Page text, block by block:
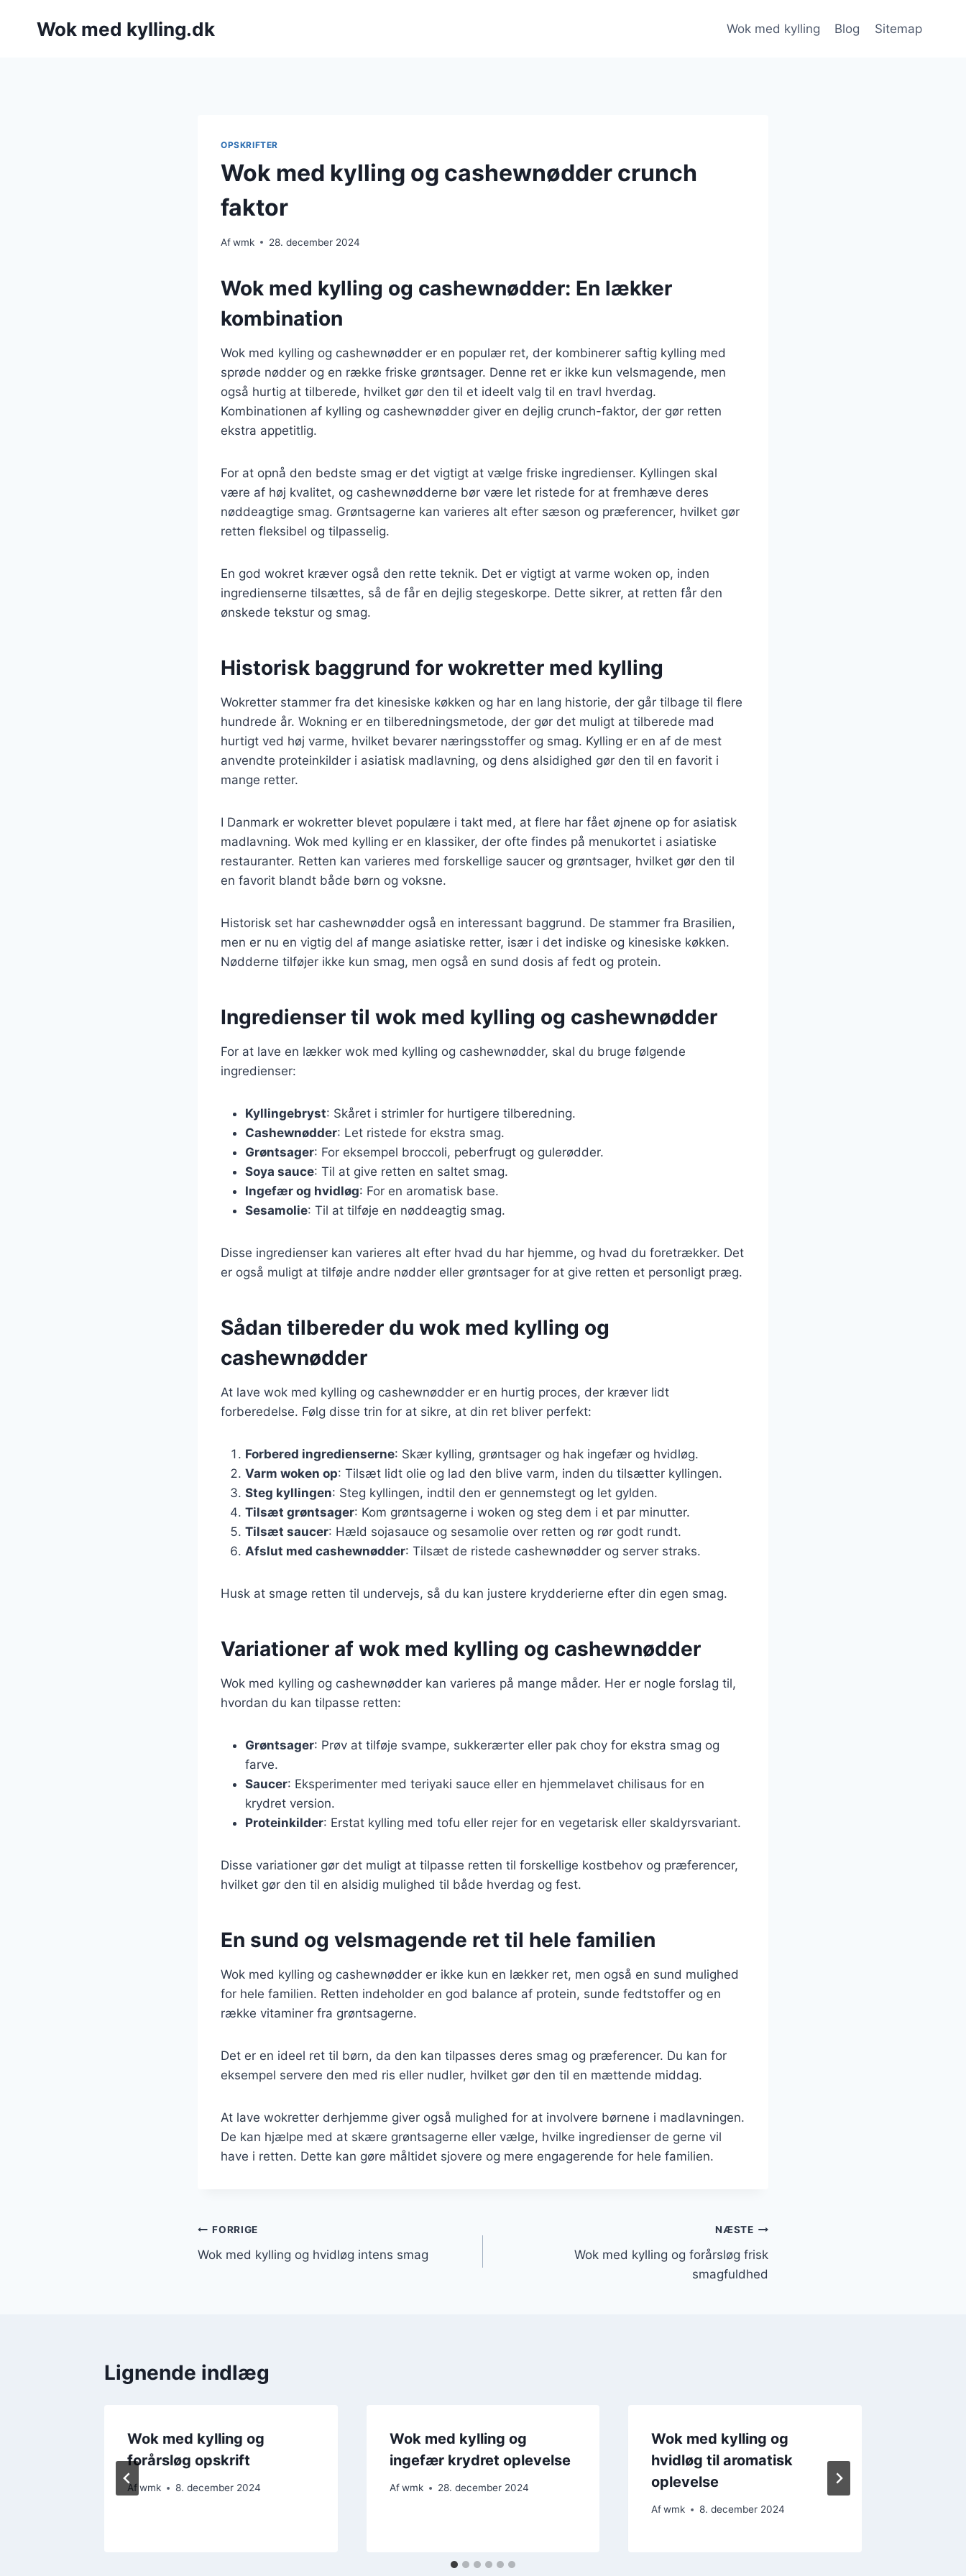
Wok med kylling.dk Wok med kylling Blog Sitemap
OPSKRIFTER
Wok med kylling og cashewnødder crunch
faktor
Afwmk 28. december 2024
Wok med kylling og cashewnødder: En lækker
kombination
Wok med kylling og cashewnødder er en populær ret, der kombinerer saftig kylling med
sprøde nødder og en række friske grøntsager. Denne ret er ikke kun velsmagende, men
også hurtig at tilberede, hvilket gør den til et ideelt valg til en travl hverdag.
Kombinationen af kylling og cashewnødder giver en dejlig crunch-faktor, der gør retten
ekstra appetitlig.
For at opnå den bedste smag er det vigtigt at vælge friske ingredienser. Kyllingen skal
være af høj kvalitet, og cashewnødderne bør være let ristede for at fremhæve deres
nøddeagtige smag. Grøntsagerne kan varieres alt efter sæson og præferencer, hvilket gør
retten fleksibel og tilpasselig.
En god wokret kræver også den rette teknik. Det er vigtigt at varme woken op, inden
ingredienserne tilsættes, så de får en dejlig stegeskorpe. Dette sikrer, at retten får den
ønskede tekstur og smag.
Historisk baggrund for wokretter med kylling
Wokretter stammer fra det kinesiske køkken og har en lang historie, der går tilbage til flere
hundrede år. Wokning er en tilberedningsmetode, der gør det muligt at tilberede mad
hurtigt ved høj varme, hvilket bevarer næringsstoffer og smag. Kylling er en af de mest
anvendte proteinkilder i asiatisk madlavning, og dens alsidighed gør den til en favorit i
mange retter.
I Danmark er wokretter blevet populære i takt med, at flere har fået øjnene op for asiatisk
madlavning. Wok med kylling er en klassiker, der ofte findes på menukortet i asiatiske
restauranter. Retten kan varieres med forskellige saucer og grøntsager, hvilket gør den til
en favorit blandt både børn og voksne.
Historisk set har cashewnødder også en interessant baggrund. De stammer fra Brasilien,
men er nu en vigtig del af mange asiatiske retter, især i det indiske og kinesiske køkken.
Nødderne tilføjer ikke kun smag, men også en sund dosis af fedt og protein.
Ingredienser til wok med kylling og cashewnødder
For at lave en lækker wok med kylling og cashewnødder, skal du bruge følgende
ingredienser:
Kyllingebryst: Skåret i strimler for hurtigere tilberedning.
Cashewnødder: Let ristede for ekstra smag.
Grøntsager: For eksempel broccoli, peberfrugt og gulerødder.
Soya sauce: Til at give retten en saltet smag.
Ingefær og hvidløg: For en aromatisk base.
Sesamolie: Til at tilføje en nøddeagtig smag.
Disse ingredienser kan varieres alt efter hvad du har hjemme, og hvad du foretrækker. Det
er også muligt at tilføje andre nødder eller grøntsager for at give retten et personligt præg.
Sådan tilbereder du wok med kylling og
cashewnødder
At lave wok med kylling og cashewnødder er en hurtig proces, der kræver lidt
forberedelse. Følg disse trin for at sikre, at din ret bliver perfekt:
Forbered ingredienserne: Skær kylling, grøntsager og hak ingefær og hvidløg.
Varm woken op: Tilsæt lidt olie og lad den blive varm, inden du tilsætter kyllingen.
Steg kyllingen: Steg kyllingen, indtil den er gennemstegt og let gylden.
Tilsæt grøntsager: Kom grøntsagerne i woken og steg dem i et par minutter.
Tilsæt saucer: Hæld sojasauce og sesamolie over retten og rør godt rundt.
Afslut med cashewnødder: Tilsæt de ristede cashewnødder og server straks.
Husk at smage retten til undervejs, så du kan justere krydderierne efter din egen smag.
Variationer af wok med kylling og cashewnødder
Wok med kylling og cashewnødder kan varieres på mange måder. Her er nogle forslag til,
hvordan du kan tilpasse retten:
Grøntsager: Prøv at tilføje svampe, sukkerærter eller pak choy for ekstra smag og
farve.
Saucer: Eksperimenter med teriyaki sauce eller en hjemmelavet chilisaus for en
krydret version.
Proteinkilder: Erstat kylling med tofu eller rejer for en vegetarisk eller skaldyrsvariant.
Disse variationer gør det muligt at tilpasse retten til forskellige kostbehov og præferencer,
hvilket gør den til en alsidig mulighed til både hverdag og fest.
En sund og velsmagende ret til hele familien
Wok med kylling og cashewnødder er ikke kun en lækker ret, men også en sund mulighed
for hele familien. Retten indeholder en god balance af protein, sunde fedtstoffer og en
række vitaminer fra grøntsagerne.
Det er en ideel ret til børn, da den kan tilpasses deres smag og præferencer. Du kan for
eksempel servere den med ris eller nudler, hvilket gør den til en mættende middag.
At lave wokretter derhjemme giver også mulighed for at involvere børnene i madlavningen.
De kan hjælpe med at skære grøntsagerne eller vælge, hvilke ingredienser de gerne vil
have i retten. Dette kan gøre måltidet sjovere og mere engagerende for hele familien.
Indlægsnavigation
FORRIGE
Wok med kylling og hvidløg intens smag
NÆSTE
Wok med kylling og forårsløg frisk
smagfuldhed
Lignende indlæg
Wok med kylling og
forårsløg opskrift
Afwmk 8. december 2024
Wok med kylling og
ingefær krydret oplevelse
Af wmk 28. december 2024
Wok med kylling og
hvidløg til aromatisk
oplevelse
Af wmk 8. december 2024